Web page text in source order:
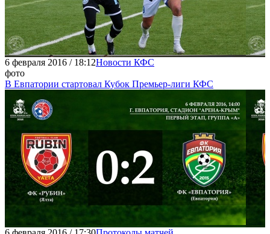
6 февраля 2016 / 18:12Новости КФС
фото
В Евпатории стартовал Кубок Премьер-лиги КФС